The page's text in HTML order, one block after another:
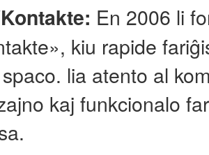
En 2006 li
kiu rapide
lia atento al
kaj funkcionalo